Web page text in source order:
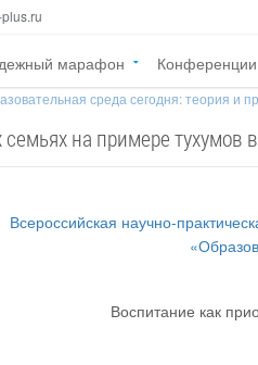
марафон Конференции
среда сегодня: теория и
на примере тухумов
Всероссийская научно-
Воспитание как